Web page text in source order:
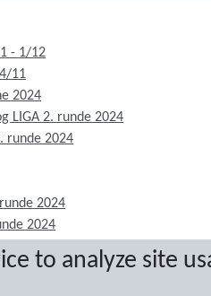
to analyze site
- 1/12
11
2024
LIGA 2. runde 2024
runde 2024
2024
2024
drenge Øst 2024